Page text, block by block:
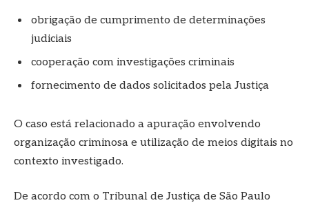
obrigação de cumprimento de determinações
judiciais
cooperação com investigações criminais
fornecimento de dados solicitados pela Justiça
O caso está relacionado a apuração envolvendo
organização criminosa e utilização de meios digitais no
contexto investigado.
De acordo com o Tribunal de Justiça de São Paulo